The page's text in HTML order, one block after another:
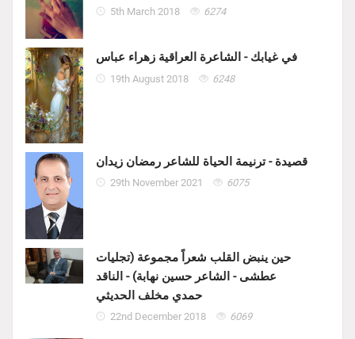
5th March 2018 6274
في غيابك - الشاعرة العراقية زهراء عباس
19th August 2018 6248
قصيدة - ترنيمة الحياة للشاعر رمضان زيدان
29th November 2021 6075
حين ينبض القلب شعراً مجموعة (تجليات
عطشى - الشاعر حسين نهابة) - الناقد
حمدي مخلف الحديثي
22nd December 2018 6069